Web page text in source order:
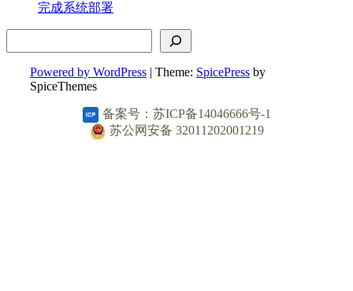
完成系统部署
Powered by WordPress | Theme: SpicePress by
SpiceThemes
备案号：苏ICP备14046666号-1
苏公网安备 32011202001219